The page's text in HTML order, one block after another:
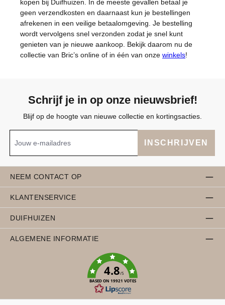
kopen bij Duifhuizen. In de meeste gevallen betaal je
geen verzendkosten en daarnaast kun je bestellingen
afrekenen in een veilige betaalomgeving. Je bestelling
wordt vervolgens snel verzonden zodat je snel kunt
genieten van je nieuwe aankoop. Bekijk daarom nu de
collectie van Bric’s online of in één van onze winkels!
Schrijf je in op onze nieuwsbrief!
Blijf op de hoogte van nieuwe collectie en kortingsacties.
INSCHRIJVEN
NEEM CONTACT OP
KLANTENSERVICE
DUIFHUIZEN
ALGEMENE INFORMATIE
4.8/5
BASED ON 19921 VOTES